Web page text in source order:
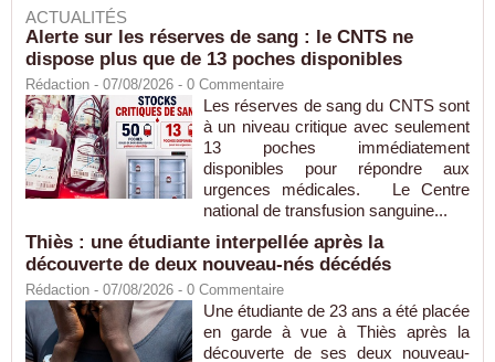
ACTUALITÉS
Alerte sur les réserves de sang : le CNTS ne
dispose plus que de 13 poches disponibles
Rédaction - 07/08/2026 - 0 Commentaire
Les réserves de sang du CNTS sont
à un niveau critique avec seulement
13 poches immédiatement
disponibles pour répondre aux
urgences médicales. Le Centre
national de transfusion sanguine...
Thiès : une étudiante interpellée après la
découverte de deux nouveau-nés décédés
Rédaction - 07/08/2026 - 0 Commentaire
Une étudiante de 23 ans a été placée
en garde à vue à Thiès après la
découverte de ses deux nouveau-